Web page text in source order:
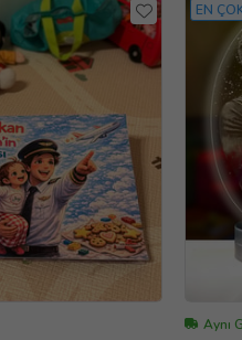
EN
Aynı